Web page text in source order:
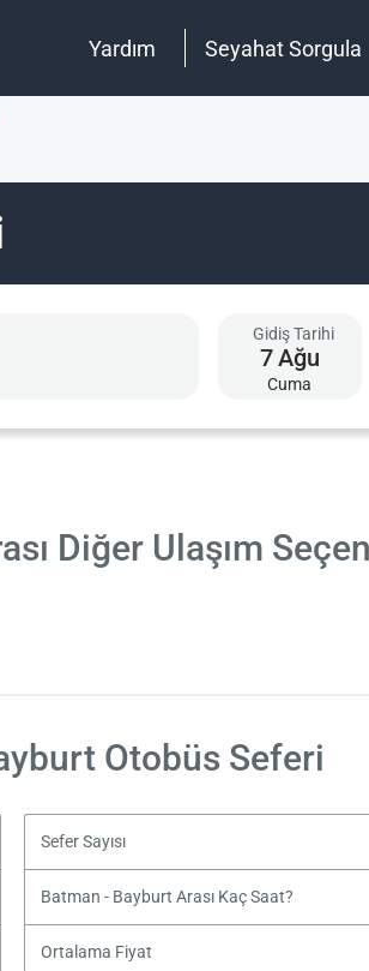
Yardım Seyahat Sorgula
Gidiş Tarihi
7Ağu
Cuma
Diğer Ulaşım
Otobüs Seferi
Sefer Sayısı
Batman - Bayburt Arası Kaç Saat?
Ortalama Fiyat